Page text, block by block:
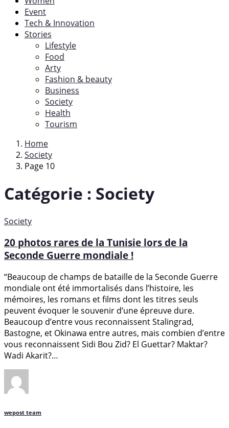
Event
Tech & Innovation
Stories
Lifestyle
Food
Arty
Fashion & beauty
Business
Society
Health
Tourism
Home
Society
Page 10
Catégorie : Society
Society
20 photos rares de la Tunisie lors de la
Seconde Guerre mondiale !
“Beaucoup de champs de bataille de la Seconde Guerre
mondiale ont été immortalisés dans l’histoire, les
mémoires, les romans et films dont les titres seuls
peuvent évoquer le souvenir d’une épreuve dure.
Beaucoup d’entre vous reconnaissent Stalingrad,
Bastogne, et Okinawa entre autres, mais combien d’entre
vous reconnaissent Sidi Bou Zid? El Guettar? Maktar?
Wadi Akarit?…
wepost team